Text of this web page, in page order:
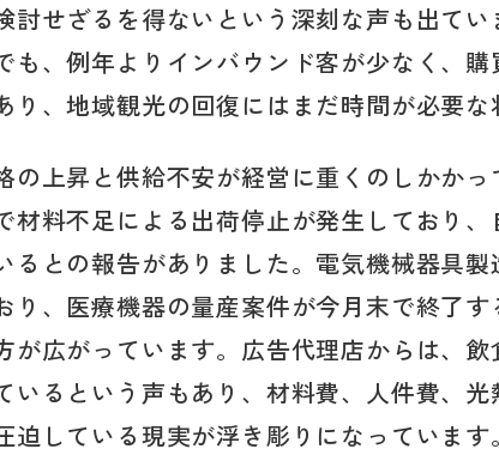
討せざるを得ないという深刻な声も出てい
も、例年よりインバウンド客が少なく、購
り、地域観光の回復にはまだ時間が必要な
上昇と供給不安が経営に重くのしかかっ
材料不足による出荷停止が発生しており、
るとの報告がありました。電気機械器具製
り、医療機器の量産案件が今月末で終了す
が広がっています。広告代理店からは、飲
いるという声もあり、材料費、人件費、光
している現実が浮き彫りになっています。